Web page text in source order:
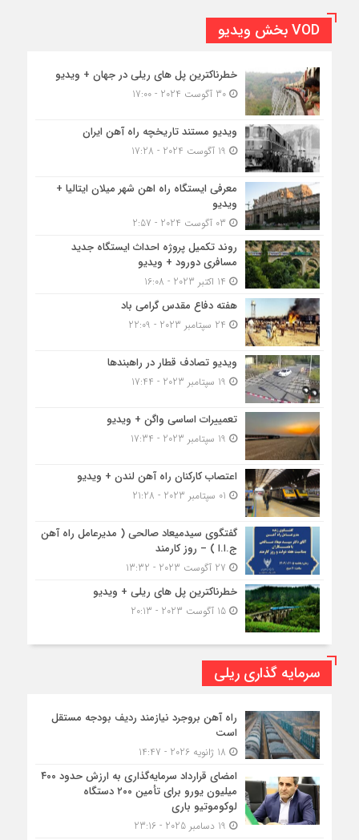
VOD بخش ویدیو
خطرناکترین پل های ریلی در جهان + ویدیو
30 آگوست 2024 - 17:00
ویدیو مستند تاریخچه راه آهن ایران
معرفی ایستگاه راه اهن شهر میلان ایتالیا +
ویدیو
روند تکمیل پروژه احداث ایستگاه جدید
مسافری دورود + ویدیو
هفته دفاع مقدس گرامی باد
ویدیو تصادف قطار در راهبندها
تعمییرات اساسی واگن + ویدیو
اعتصاب کارکنان راه آهن لندن + ویدیو
گفتگوی سیدمیعاد صالحی ( مدیرعامل راه آهن
ج.ا.ا ) – روز کارمند
خطرناکترین پل های ریلی + ویدیو
15 آگوست 2023 - 20:13
سرمایه گذاری ریلی
راه آهن بروجرد نیازمند ردیف بودجه مستقل
است
امضای قرارداد سرمایه‌گذاری به ارزش حدود ۴۰۰
میلیون یورو برای تأمین ۲۰۰ دستگاه
لوکوموتیو باری